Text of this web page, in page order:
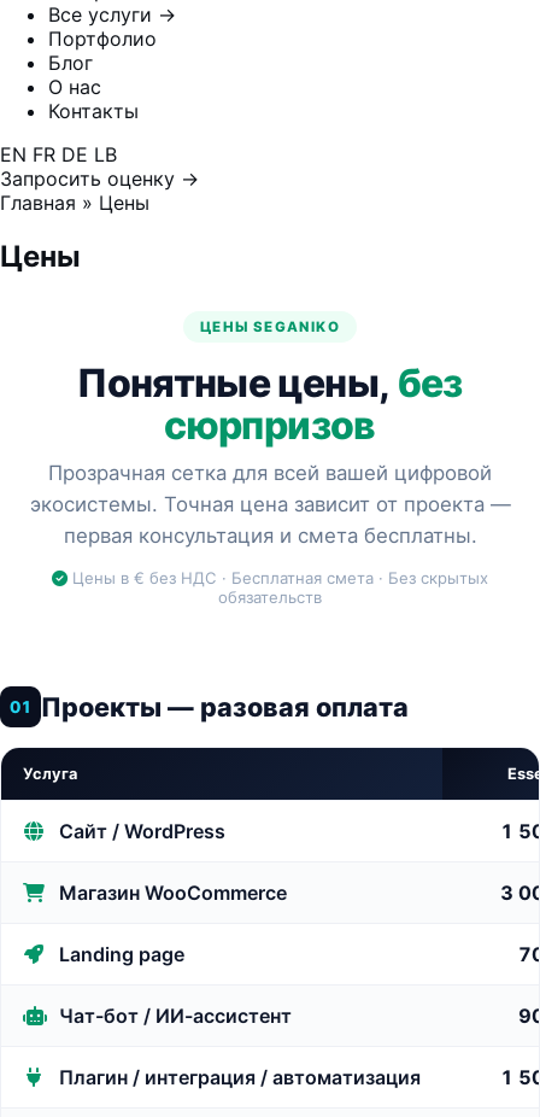
Все услуги →
Портфолио
Блог
О нас
Контакты
EN FR DE LB
Запросить оценку →
Главная » Цены
Цены
ЦЕНЫ SEGANIKO
Понятные цены, без
сюрпризов
Прозрачная сетка для всей вашей цифровой
экосистемы. Точная цена зависит от проекта —
первая консультация и смета бесплатны.
Цены в € без НДС · Бесплатная смета · Без скрытых
обязательств
01 Проекты — разовая оплата
Услуга
Сайт / WordPress 1
Магазин WooCommerce 3
Landing page
Чат-бот / ИИ-ассистент
Плагин / интеграция / автоматизация 1